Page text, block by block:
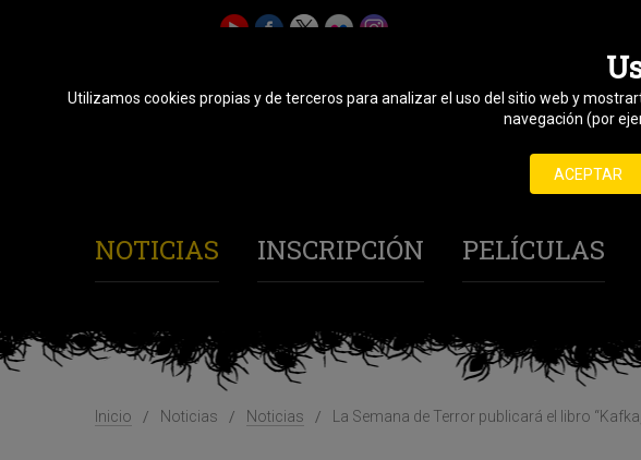
25
1
NOTICIAS INSCRIPCIÓN PELÍCULAS
Inicio Noticias Noticias La Semana de Terror publicará el libro
Utilizamos cookies propias y de terceros para analizar el uso del sitio web y
navegación (por
ACEPTAR